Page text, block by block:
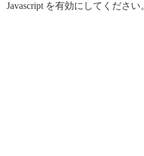
Javascript を有効にしてください